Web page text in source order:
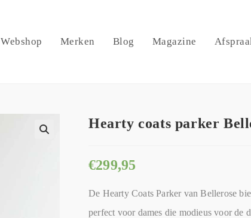
Webshop Merken Blog Magazine
Hearty coats parker
€299,95
De Hearty Coats Parker van Bellerose
perfect voor dames die modieus voor de